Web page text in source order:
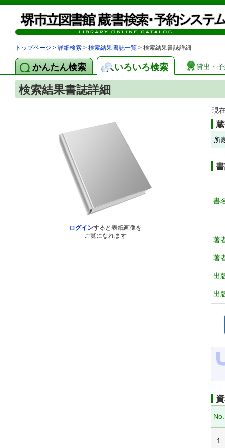
トップページ > 詳細検索 > 検索結果書誌一覧 > 検索結果書誌詳細
かんたん検索 いろいろ検索 貸出・
検索結果書誌詳細
ログインすると表紙画像を
ご覧になれます
現
所
書
著
著
出
出
No.
1